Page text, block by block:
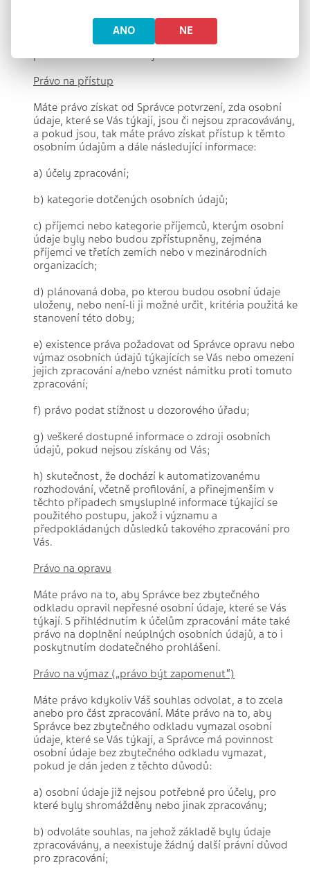
Pokud má Správce důvodné pochybnosti o totožnosti
fyzické osoby, která podává žádost, může požádat o
poskytnutí dodatečných informací nezbytných k
potvrzení totožnosti subjektu.
Právo na přístup
Máte právo získat od Správce potvrzení, zda osobní
údaje, které se Vás týkají, jsou či nejsou zpracovávány,
a pokud jsou, tak máte právo získat přístup k těmto
osobním údajům a dále následující informace:
a) účely zpracování;
b) kategorie dotčených osobních údajů;
c) příjemci nebo kategorie příjemců, kterým osobní
údaje byly nebo budou zpřístupněny, zejména
příjemci ve třetích zemích nebo v mezinárodních
organizacích;
d) plánovaná doba, po kterou budou osobní údaje
uloženy, nebo není-li ji možné určit, kritéria použitá ke
stanovení této doby;
e) existence práva požadovat od Správce opravu nebo
výmaz osobních údajů týkajících se Vás nebo omezení
jejich zpracování a/nebo vznést námitku proti tomuto
zpracování;
f) právo podat stížnost u dozorového úřadu;
g) veškeré dostupné informace o zdroji osobních
údajů, pokud nejsou získány od Vás;
h) skutečnost, že dochází k automatizovanému
rozhodování, včetně profilování, a přinejmenším v
těchto případech smysluplné informace týkající se
použitého postupu, jakož i významu a
předpokládaných důsledků takového zpracování pro
Vás.
Právo na opravu
Máte právo na to, aby Správce bez zbytečného
odkladu opravil nepřesné osobní údaje, které se Vás
týkají. S přihlédnutím k účelům zpracování máte také
právo na doplnění neúplných osobních údajů, a to i
poskytnutím dodatečného prohlášení.
Právo na výmaz („právo být zapomenut“)
Máte právo kdykoliv Váš souhlas odvolat, a to zcela
anebo pro část zpracování. Máte právo na to, aby
Správce bez zbytečného odkladu vymazal osobní
údaje, které se Vás týkají, a Správce má povinnost
osobní údaje bez zbytečného odkladu vymazat,
pokud je dán jeden z těchto důvodů:
a) osobní údaje již nejsou potřebné pro účely, pro
které byly shromážděny nebo jinak zpracovány;
b) odvoláte souhlas, na jehož základě byly údaje
zpracovávány, a neexistuje žádný další právní důvod
pro zpracování;
ANO NE